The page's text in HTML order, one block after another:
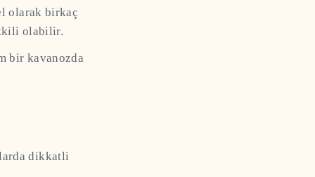
olarak birkaç
olabilir.
bir kavanozda
dikkatli